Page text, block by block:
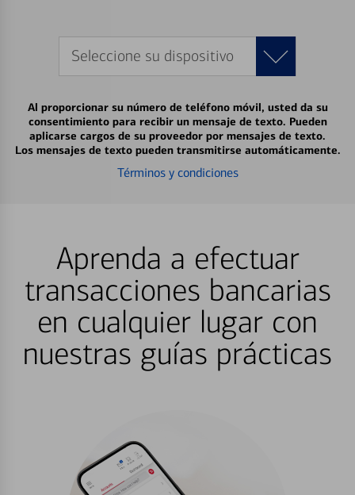
Seleccione su dispositivo
Al proporcionar su número de teléfono móvil, usted da su
consentimiento para recibir un mensaje de texto. Pueden
aplicarse cargos de su proveedor por mensajes de texto.
Los mensajes de texto pueden transmitirse automáticamente.
Términos y condiciones
Aprenda a efectuar
transacciones bancarias
en cualquier lugar con
nuestras guías prácticas